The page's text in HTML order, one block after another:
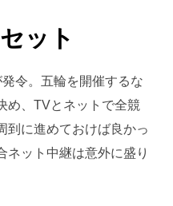
ット
令。五輪を開催するな
め、TVとネットで全競
到に進めておけば良かっ
ネット中継は意外に盛り